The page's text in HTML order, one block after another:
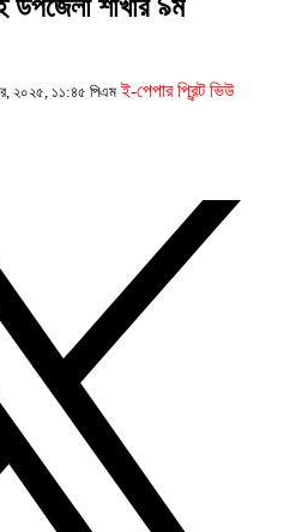
উপজেলা শাখার ৯ম
২০২৫, ১১:৪৫ পিএম ই-পেপার প্রিন্ট ভিউ